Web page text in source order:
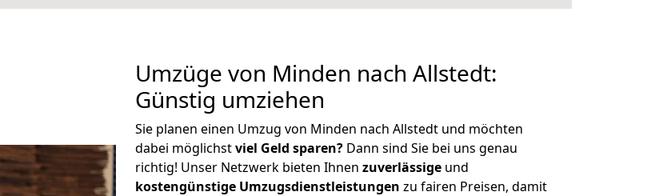
Umzüge von Minden nach Allstedt:
Günstig umziehen
Sie planen einen Umzug von Minden nach Allstedt und möchten
dabei möglichstviel Geld sparen? Dann sind Sie bei uns genau
richtig! Unser Netzwerk bieten Ihnen zuverlässige und
kostengünstige Umzugsdienstleistungen zu fairen Preisen, damit